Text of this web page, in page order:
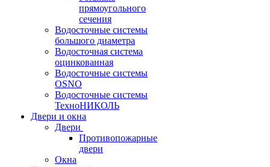
прямоугольного
сечения
Водосточные системы
большого диаметра
Водосточная система
оцинкованная
Водосточные системы
OSNO
Водосточные системы
ТехноНИКОЛЬ
Двери и окна
Двери
Противопожарные
двери
Окна